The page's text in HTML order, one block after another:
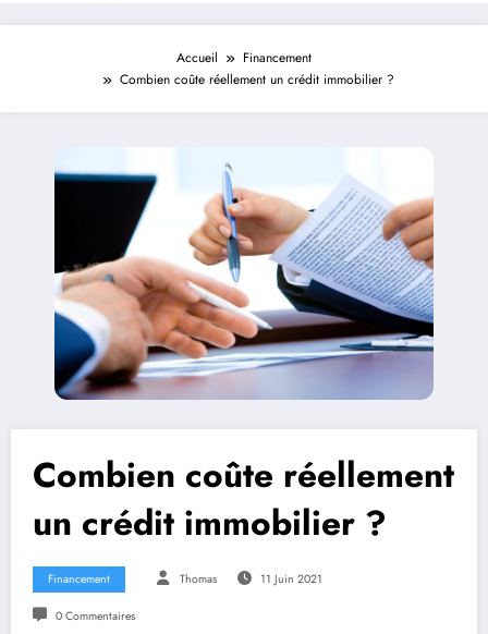
Accueil
Financement
Combien coûte réellement un crédit immobilier ?
Combien coûte réellement
un crédit immobilier ?
Financement Thomas 11 Juin 2021
0 Commentaires